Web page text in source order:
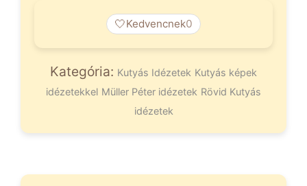
🤍Kedvencnek0
Kategória: Kutyás Idézetek Kutyás képek
idézetekkel Müller Péter idézetek Rövid Kutyás
idézetek